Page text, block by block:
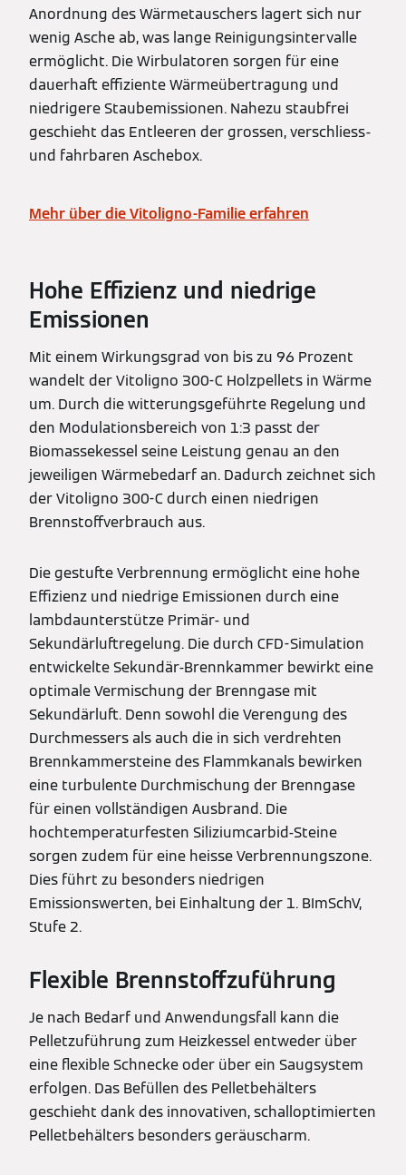
Anordnung des Wärmetauschers lagert sich nur
wenig Asche ab, was lange Reinigungsintervalle
ermöglicht. Die Wirbulatoren sorgen für eine
dauerhaft effiziente Wärmeübertragung und
niedrigere Staubemissionen. Nahezu staubfrei
geschieht das Entleeren der grossen, verschliess-
und fahrbaren Aschebox.
Mehr über die Vitoligno-Familie erfahren
Hohe Effizienz und niedrige
Emissionen
Mit einem Wirkungsgrad von bis zu 96 Prozent
wandelt der Vitoligno 300-C Holzpellets in Wärme
um. Durch die witterungsgeführte Regelung und
den Modulationsbereich von 1:3 passt der
Biomassekessel seine Leistung genau an den
jeweiligen Wärmebedarf an. Dadurch zeichnet sich
der Vitoligno 300-C durch einen niedrigen
Brennstoffverbrauch aus.
Die gestufte Verbrennung ermöglicht eine hohe
Effizienz und niedrige Emissionen durch eine
lambdaunterstütze Primär- und
Sekundärluftregelung. Die durch CFD-Simulation
entwickelte Sekundär-Brennkammer bewirkt eine
optimale Vermischung der Brenngase mit
Sekundärluft. Denn sowohl die Verengung des
Durchmessers als auch die in sich verdrehten
Brennkammersteine des Flammkanals bewirken
eine turbulente Durchmischung der Brenngase
für einen vollständigen Ausbrand. Die
hochtemperaturfesten Siliziumcarbid-Steine
sorgen zudem für eine heisse Verbrennungszone.
Dies führt zu besonders niedrigen
Emissionswerten, bei Einhaltung der 1. BImSchV,
Stufe 2.
Flexible Brennstoffzuführung
Je nach Bedarf und Anwendungsfall kann die
Pelletzuführung zum Heizkessel entweder über
eine flexible Schnecke oder über ein Saugsystem
erfolgen. Das Befüllen des Pelletbehälters
geschieht dank des innovativen, schalloptimierten
Pelletbehälters besonders geräuscharm.